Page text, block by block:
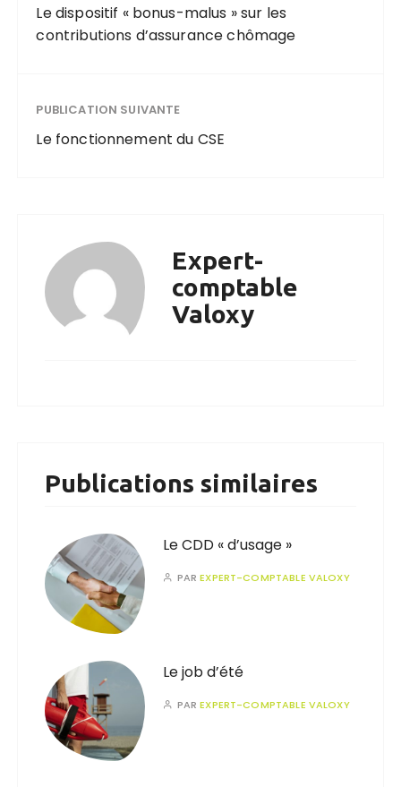
Le dispositif « bonus-malus » sur les
contributions d’assurance chômage
PUBLICATION SUIVANTE
Le fonctionnement du CSE
Expert-
comptable
Valoxy
Publications similaires
Le CDD « d’usage »
PAREXPERT-COMPTABLE VALOXY
Le job d’été
PAREXPERT-COMPTABLE VALOXY